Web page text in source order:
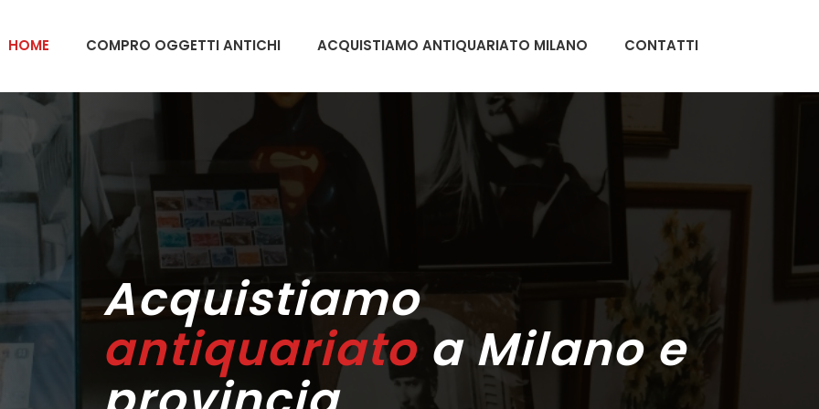
HOME COMPRO OGGETTI ANTICHI ACQUISTIAMO ANTIQUARIATO MILANO CONTATTI
Acquistiamo
antiquariatoa Milanoe